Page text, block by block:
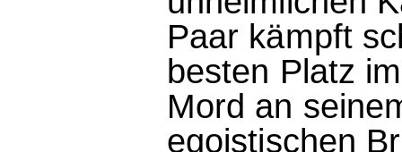
Paar kämpft
besten Platz
Mord an
egoistischen